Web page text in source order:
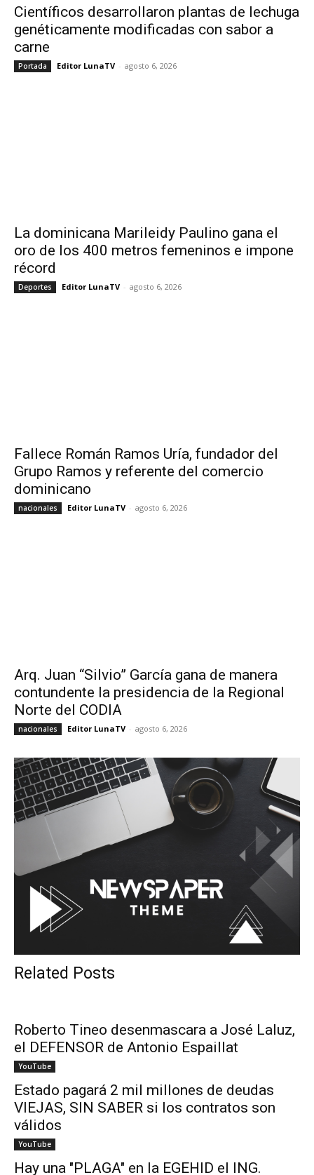
Científicos desarrollaron plantas de lechuga
genéticamente modificadas con sabor a
carne
Portada Editor LunaTV - agosto 6, 2026
La dominicana Marileidy Paulino gana el
oro de los 400 metros femeninos e impone
récord
Deportes Editor LunaTV - agosto 6, 2026
Fallece Román Ramos Uría, fundador del
Grupo Ramos y referente del comercio
dominicano
nacionales Editor LunaTV - agosto 6, 2026
Arq. Juan “Silvio” García gana de manera
contundente la presidencia de la Regional
Norte del CODIA
nacionales Editor LunaTV - agosto 6, 2026
Related Posts
Roberto Tineo desenmascara a José Laluz,
el DEFENSOR de Antonio Espaillat
YouTube
Estado pagará 2 mil millones de deudas
VIEJAS, SIN SABER si los contratos son
válidos
YouTube
Hay una "PLAGA" en la EGEHID el ING.